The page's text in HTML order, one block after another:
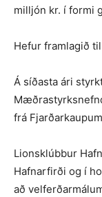
milljón kr. í formi
Hefur framlagið
Á síðasta ári
frá
Lionsklúbbur
Hafnarfirði og í
að